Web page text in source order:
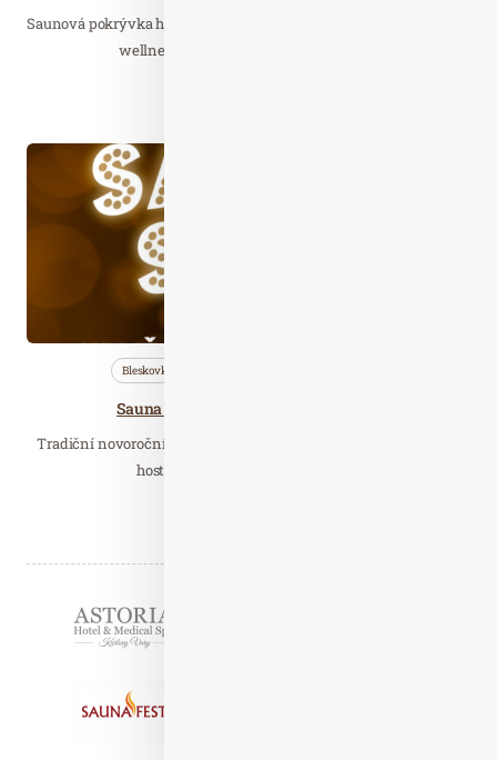
Saunová pokrývka hlavy není jen pěkným doplňkem pro pobyt ve
wellness, ale je také velmi účinná pro…
Bleskovky
Sauna Star aneb když hvězdy mávají
Tradiční novoroční saunová noc je po roce zpátky a s ní spousta
hostů, divadelních ceremoniálů,…